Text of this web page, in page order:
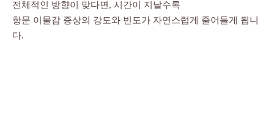
전체적인 방향이 맞다면, 시간이 지날수록
항문 이물감 증상의 강도와 빈도가 자연스럽게 줄어들게 됩니
다.